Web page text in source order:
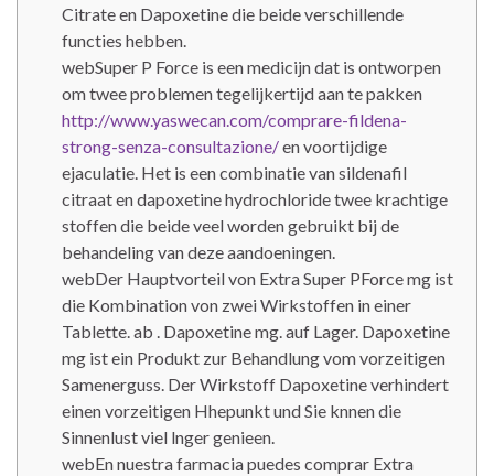
Citrate en Dapoxetine die beide verschillende
functies hebben.
webSuper P Force is een medicijn dat is ontworpen
om twee problemen tegelijkertijd aan te pakken
http://www.yaswecan.com/comprare-fildena-
strong-senza-consultazione/en voortijdige
ejaculatie. Het is een combinatie van sildenafil
citraat en dapoxetine hydrochloride twee krachtige
stoffen die beide veel worden gebruikt bij de
behandeling van deze aandoeningen.
webDer Hauptvorteil von Extra Super PForce mg ist
die Kombination von zwei Wirkstoffen in einer
Tablette. ab . Dapoxetine mg. auf Lager. Dapoxetine
mg ist ein Produkt zur Behandlung vom vorzeitigen
Samenerguss. Der Wirkstoff Dapoxetine verhindert
einen vorzeitigen Hhepunkt und Sie knnen die
Sinnenlust viel lnger genieen.
webEn nuestra farmacia puedes comprar Extra